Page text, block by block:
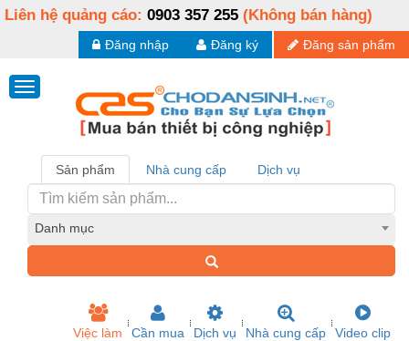
Liên hệ quảng cáo: 0903 357 255 (Không bán hàng)
Đăng sản phẩm
Đăng ký
Đăng nhập
Sản phẩm Nhà cung cấp Dịch vụ
Danh mục
Việc làm Cần mua Dịch vụ Nhà cung cấp Video clip